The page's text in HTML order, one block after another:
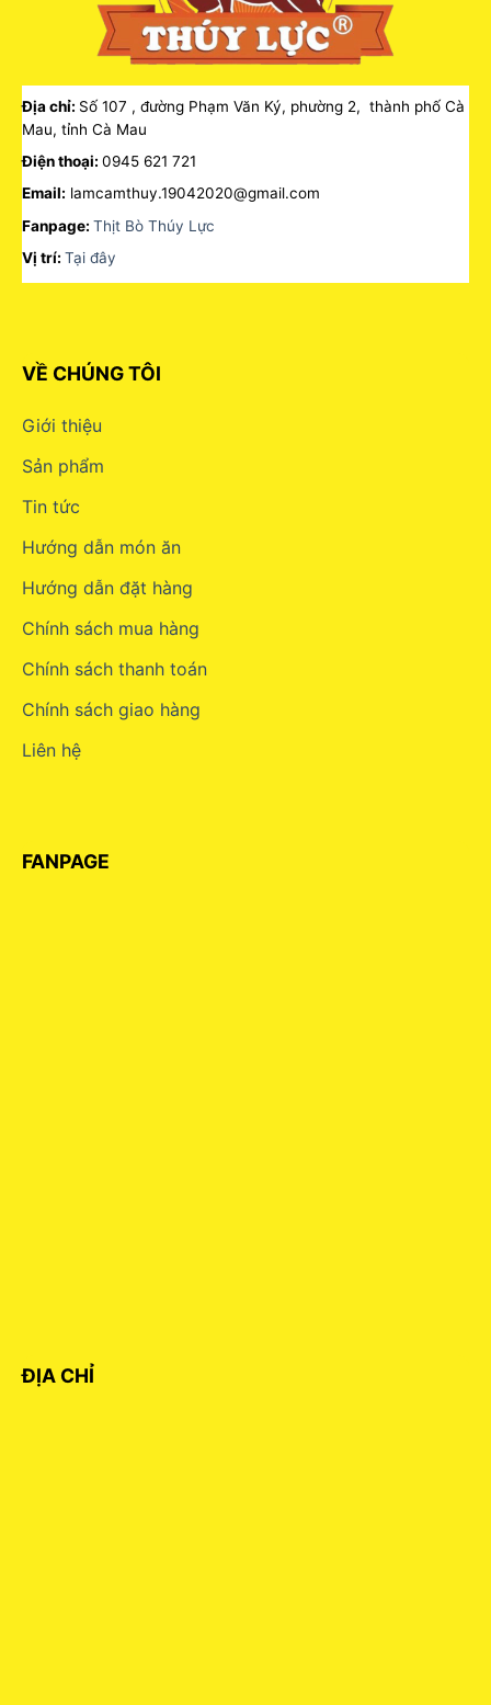
Địa chỉ: Số 107 , đường Phạm Văn Ký, phường 2, thành phố Cà
Mau, tỉnh Cà Mau
Điện thoại: 0945 621 721
Email: lamcamthuy.19042020@gmail.com
Fanpage: Thịt Bò Thúy Lực
Vị trí: Tại đây
VỀ CHÚNG TÔI
Giới thiệu
Sản phẩm
Tin tức
Hướng dẫn món ăn
Hướng dẫn đặt hàng
Chính sách mua hàng
Chính sách thanh toán
Chính sách giao hàng
Liên hệ
FANPAGE
ĐỊA CHỈ